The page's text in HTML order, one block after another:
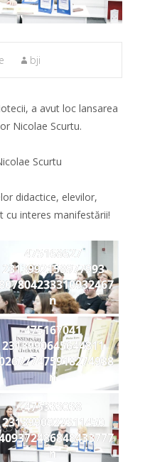
bji
a avut loc lansarea
Nicolae Scurtu.
Scurtu
didactice, elevilor,
cu interes manifestării!
475168627
2313992158977993
n
475167041
2313990645644811
n
475333038
2313990922311450
n